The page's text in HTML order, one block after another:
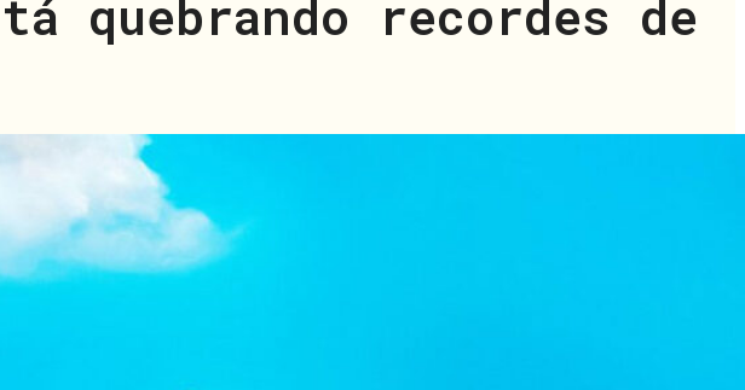
quebrando recordes de